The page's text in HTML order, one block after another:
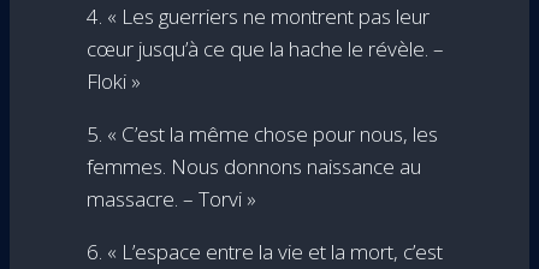
4. « Les guerriers ne montrent pas leur
cœur jusqu’à ce que la hache le révèle. –
Floki »
5. « C’est la même chose pour nous, les
femmes. Nous donnons naissance au
massacre. – Torvi »
6. « L’espace entre la vie et la mort, c’est